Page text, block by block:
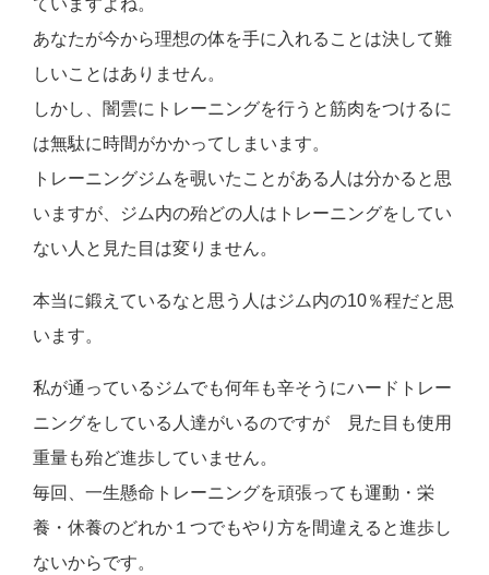
ていますよね。
あなたが今から理想の体を手に入れることは決して難
しいことはありません。
しかし、闇雲にトレーニングを行うと筋肉をつけるに
は無駄に時間がかかってしまいます。
トレーニングジムを覗いたことがある人は分かると思
いますが、ジム内の殆どの人はトレーニングをしてい
ない人と見た目は変りません。
本当に鍛えているなと思う人はジム内の10％程だと思
います。
私が通っているジムでも何年も辛そうにハードトレー
ニングをしている人達がいるのですが 見た目も使用
重量も殆ど進歩していません。
毎回、一生懸命トレーニングを頑張っても運動・栄
養・休養のどれか１つでもやり方を間違えると進歩し
ないからです。